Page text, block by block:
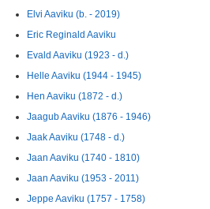
Elvi Aaviku (b. - 2019)
Eric Reginald Aaviku
Evald Aaviku (1923 - d.)
Helle Aaviku (1944 - 1945)
Hen Aaviku (1872 - d.)
Jaagub Aaviku (1876 - 1946)
Jaak Aaviku (1748 - d.)
Jaan Aaviku (1740 - 1810)
Jaan Aaviku (1953 - 2011)
Jeppe Aaviku (1757 - 1758)